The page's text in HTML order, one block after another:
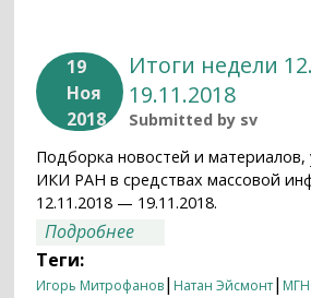
19
Ноя
2018
Итоги недели
19.11.2018
Submitted by sv
Подборка новостей и
ИКИ РАН в средствах массовой
12.11.2018 — 19.11.2018.
Подробнее
Теги:
Игорь Митрофанов| Натан Эйсмонт|